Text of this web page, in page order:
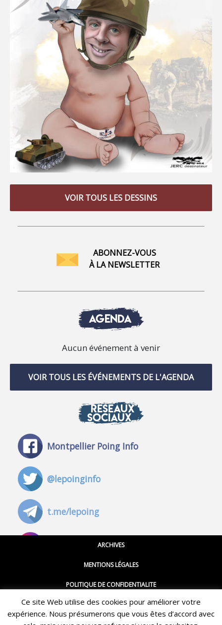
VOIR TOUS LES DESSINS
ABONNEZ-VOUS
À LA NEWSLETTER
AGENDA
Aucun événement à venir
VOIR TOUS LES ÉVÉNEMENTS DE L'AGENDA
RÉSEAUX
SOCIAUX
Montpellier Poing Info
@lepoinginfo
t.me/lepoing
@montpellierpoinginfo
@LePoingMontpellier
ARCHIVES
MENTIONS LÉGALES
POLITIQUE DE CONFIDENTIALITE
CGU
Restez informé·e des dernières actualités du Poing !
Ce site Web utilise des cookies pour améliorer votre
expérience. Nous présumerons que vous êtes d’accord avec